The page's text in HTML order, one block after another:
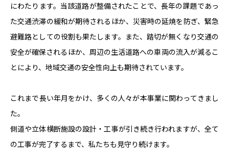
にわたります。当該道路が整備されたことで、長年の課題であっ
た交通渋滞の緩和が期待されるほか、災害時の延焼を防ぎ、緊急
避難路としての役割も果たします。また、踏切が無くなり交通の
安全が確保されるほか、周辺の生活道路への車両の流入が減るこ
とにより、地域交通の安全性向上も期待されています。
これまで長い年月をかけ、多くの人々が本事業に関わってきまし
た。
側道や立体横断施設の設計・工事が引き続き行われますが、全て
の工事が完了するまで、私たちも見守り続けます。